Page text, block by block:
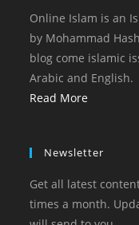
Online Islam is an
by Mohammad
blog come islamic
Arabic and English.
Read More
Newsletter
Get all latest
times a month.